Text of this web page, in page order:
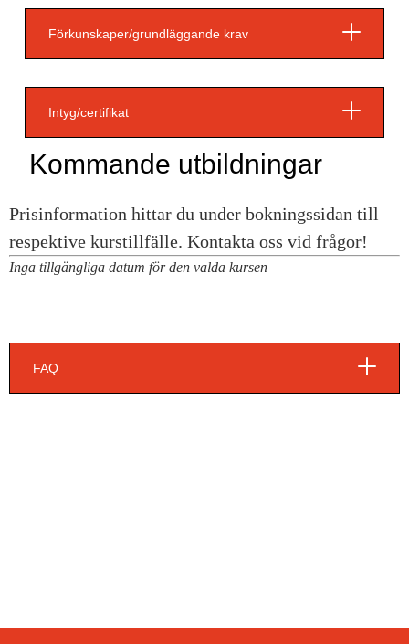
Förkunskaper/grundläggande krav
Intyg/certifikat
Kommande utbildningar
Inga tillgängliga datum för den valda kursen
FAQ